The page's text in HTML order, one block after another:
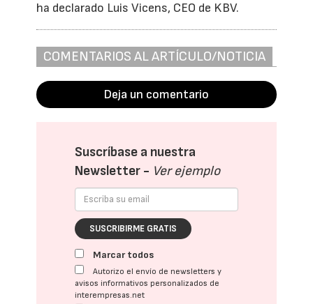
ha declarado Luis Vicens, CEO de KBV.
COMENTARIOS AL ARTÍCULO/NOTICIA
Deja un comentario
Suscríbase a nuestra
Newsletter - Ver ejemplo
SUSCRIBIRME GRATIS
Marcar todos
Autorizo el envío de newsletters y
avisos informativos personalizados de
interempresas.net